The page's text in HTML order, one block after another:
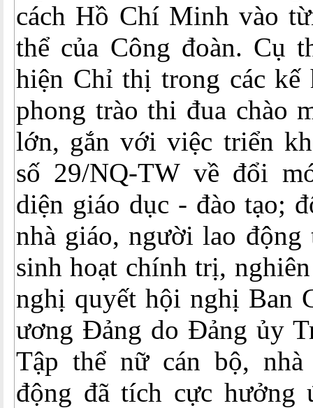
cách Hồ Chí Minh vào
thể của Công đoàn. Cụ
hiện Chỉ thị trong các kế
phong trào thi đua chào
lớn, gắn với việc triển
số 29/NQ-TW về đổi
diện giáo dục - đào tạo;
nhà giáo, người lao động
sinh hoạt chính trị,
nghị quyết hội nghị Ban
ương Đảng do Đảng ủy
Tập thể nữ cán bộ,
động đã tích cực hưởng